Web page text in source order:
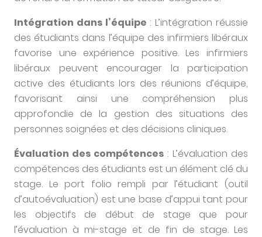
Intégration dans l’équipe : L’intégration réussie
des étudiants dans l’équipe des infirmiers libéraux
favorise une expérience positive. Les infirmiers
libéraux peuvent encourager la participation
active des étudiants lors des réunions d’équipe,
favorisant ainsi une compréhension plus
approfondie de la gestion des situations des
personnes soignées et des décisions cliniques.
Évaluation des compétences : L’évaluation des
compétences des étudiants est un élément clé du
stage. Le port folio rempli par l’étudiant (outil
d’autoévaluation) est une base d’appui tant pour
les objectifs de début de stage que pour
l’évaluation à mi-stage et de fin de stage. Les